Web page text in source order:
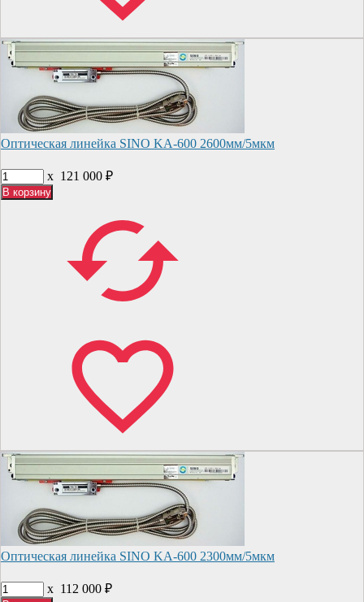
Оптическая линейка SINO KA-600 2600мм/5мкм
x 121 000 ₽
Оптическая линейка SINO KA-600 2300мм/5мкм
x 112 000 ₽